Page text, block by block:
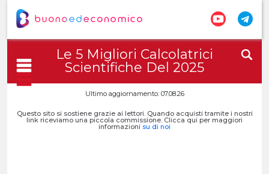
Le 5 Migliori Calcolatrici
Scientifiche Del 2025
Ultimo aggiornamento: 07.08.26
Questo sito si sostiene grazie ai lettori. Quando acquisti tramite i nostri
link riceviamo una piccola commissione. Clicca qui per maggiori
informazioni su di noi